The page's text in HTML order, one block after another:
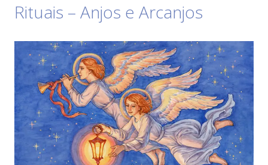
Rituais – Anjos e Arcanjos